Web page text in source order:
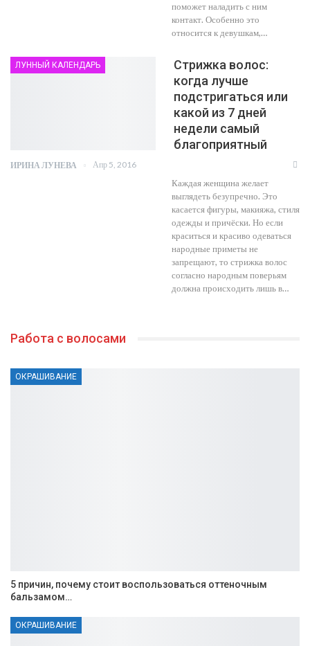
поможет наладить с ним
контакт. Особенно это
относится к девушкам,…
ЛУННЫЙ КАЛЕНДАРЬ
Стрижка волос:
когда лучше
подстригаться или
какой из 7 дней
недели самый
благоприятный
ИРИНА ЛУНЕВА Апр 5, 2016
Каждая женщина желает
выглядеть безупречно. Это
касается фигуры, макияжа, стиля
одежды и причёски. Но если
краситься и красиво одеваться
народные приметы не
запрещают, то стрижка волос
согласно народным поверьям
должна происходить лишь в…
Работа с волосами
ОКРАШИВАНИЕ
5 причин, почему стоит воспользоваться оттеночным
бальзамом…
ОКРАШИВАНИЕ